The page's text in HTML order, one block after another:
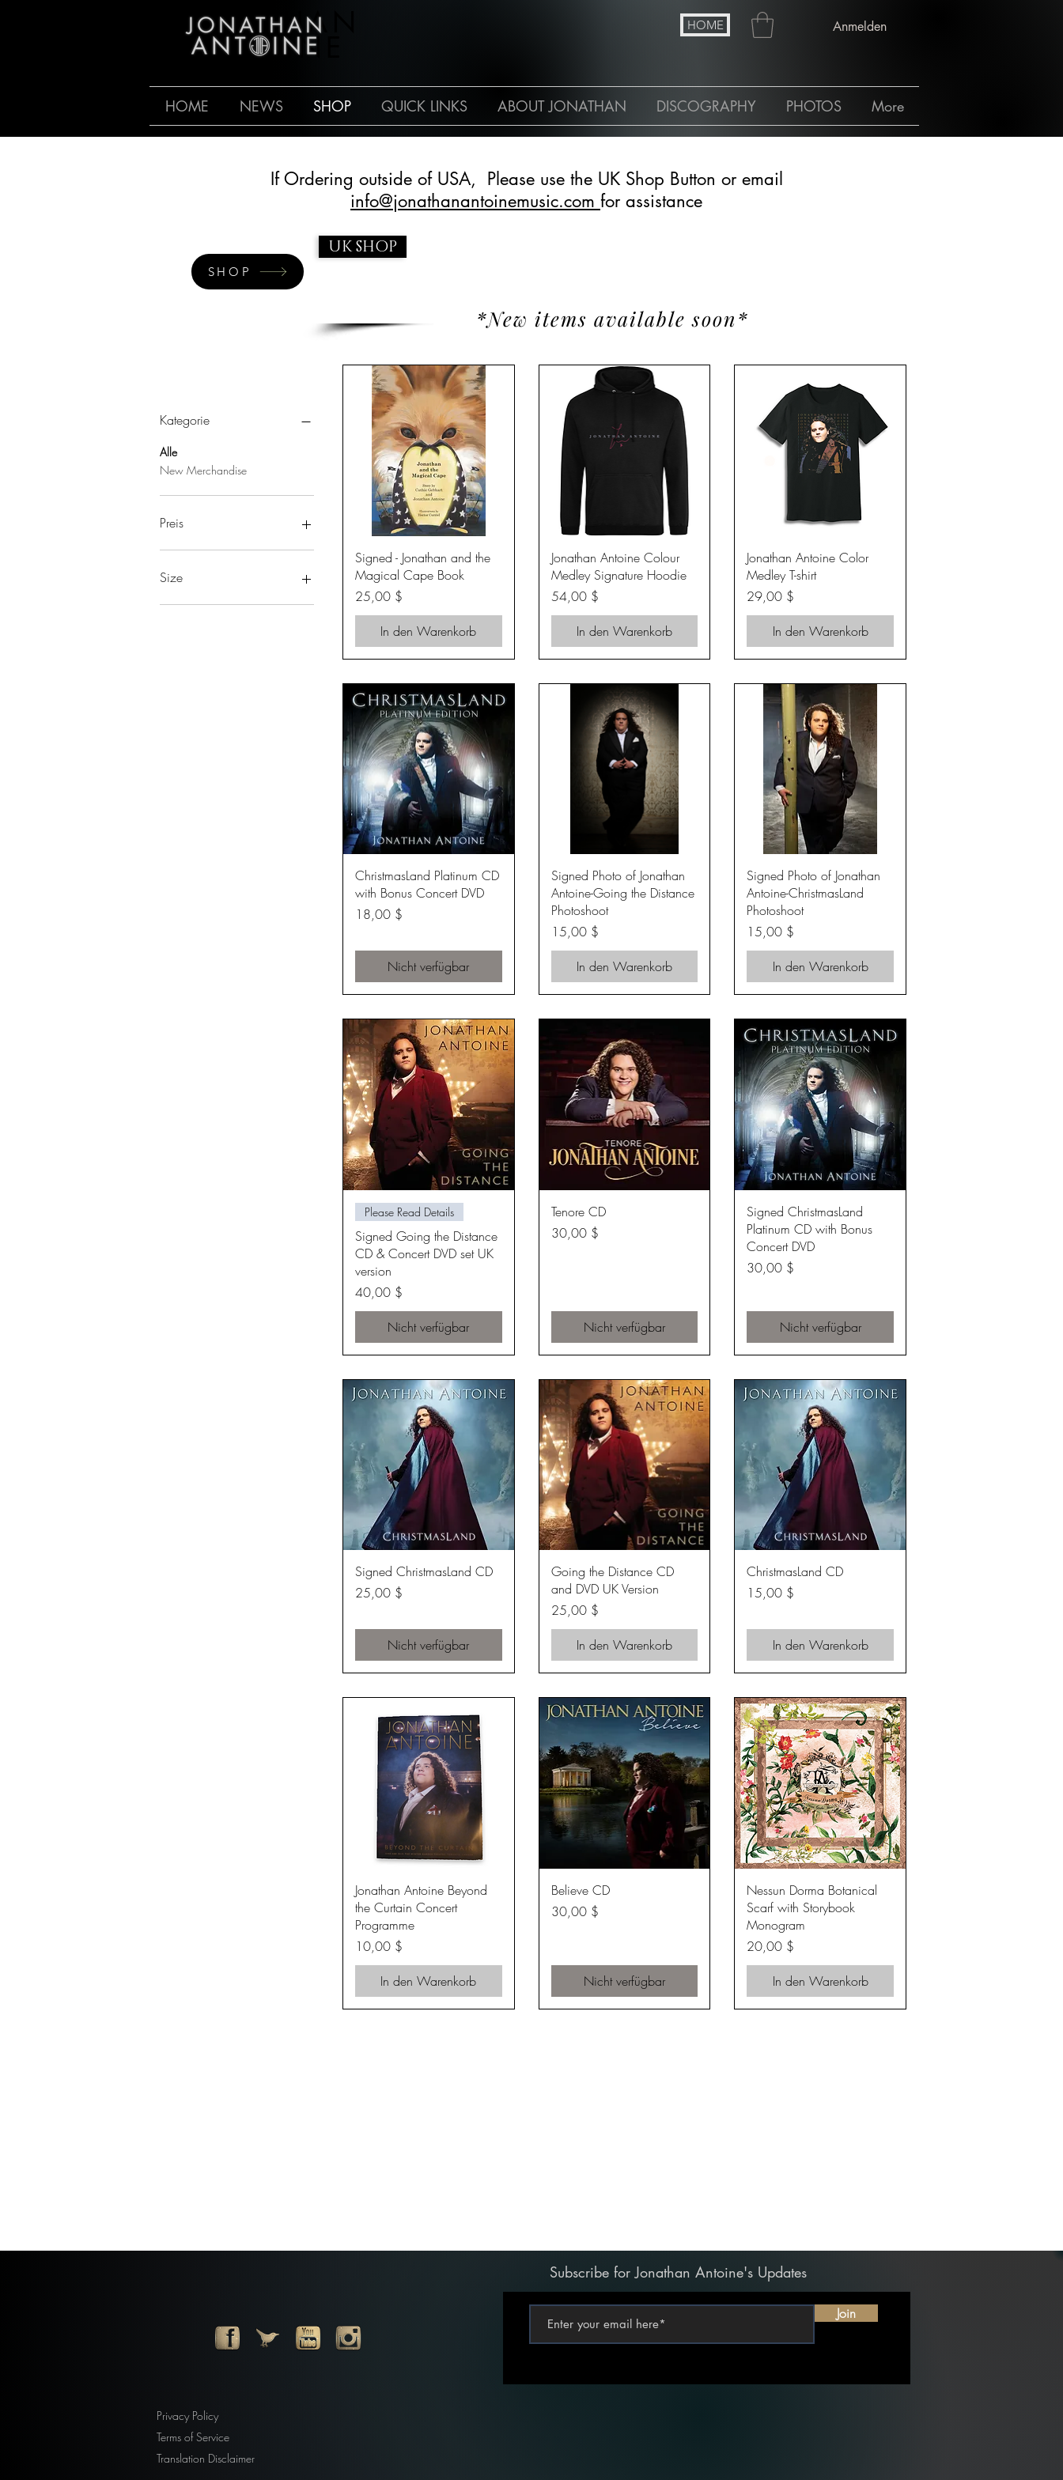
JONATHAN
ANTOINE
HOME Anmelden
HOME NEWS SHOP QUICK LINKS ABOUT JONATHAN DISCOGRAPHY PHOTOS More
If Ordering outside of USA, Please use the UK Shop Button or email
info@jonathanantoinemusic.com for assistance
SHOP
UK SHOP
*New items available soon*
Kategorie
Alle
New Merchandise
Preis
Size
2XL
Schnellansicht
Signed - Jonathan and the
Magical Cape Book
Preis
25,00 $
In den Warenkorb
Schnellansicht
Jonathan Antoine Colour
Medley Signature Hoodie
Preis
54,00 $
In den Warenkorb
Schnellansicht
Jonathan Antoine Color
Medley T-shirt
Preis
29,00 $
In den Warenkorb
Schnellansicht
ChristmasLand Platinum CD
with Bonus Concert DVD
Preis
18,00 $
Nicht verfügbar
Schnellansicht
Signed Photo of Jonathan
Antoine-Going the Distance
Photoshoot
Preis
15,00 $
In den Warenkorb
Schnellansicht
Signed Photo of Jonathan
Antoine-ChristmasLand
Photoshoot
Preis
15,00 $
In den Warenkorb
Schnellansicht
Please Read Details
Signed Going the Distance
CD & Concert DVD set UK
version
Preis
40,00 $
Nicht verfügbar
Schnellansicht
Tenore CD
Preis
30,00 $
Nicht verfügbar
Schnellansicht
Signed ChristmasLand
Platinum CD with Bonus
Concert DVD
Preis
30,00 $
Nicht verfügbar
Schnellansicht
Signed ChristmasLand CD
Preis
25,00 $
Nicht verfügbar
Schnellansicht
Going the Distance CD
and DVD UK Version
Preis
25,00 $
In den Warenkorb
Schnellansicht
ChristmasLand CD
Preis
15,00 $
In den Warenkorb
Schnellansicht
Jonathan Antoine Beyond
the Curtain Concert
Programme
Preis
10,00 $
In den Warenkorb
Schnellansicht
Believe CD
Preis
30,00 $
Nicht verfügbar
Schnellansicht
Nessun Dorma Botanical
Scarf with Storybook
Monogram
Preis
20,00 $
In den Warenkorb
Subscribe for Jonathan Antoine's Updates
Join
Privacy Policy
Terms of Service
Translation Disclaimer